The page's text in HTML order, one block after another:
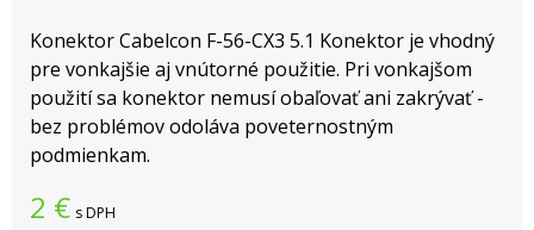
Konektor Cabelcon F-56-CX3 5.1 Konektor je vhodný
pre vonkajšie aj vnútorné použitie. Pri vonkajšom
použití sa konektor nemusí obaľovať ani zakrývať -
bez problémov odoláva poveternostným
podmienkam.
2 € s DPH